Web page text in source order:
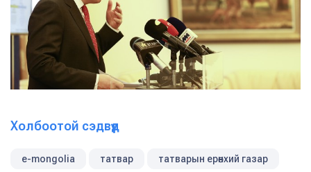
Холбоотой сэдвүүд
e-mongolia татвар татварын ерөнхий газар